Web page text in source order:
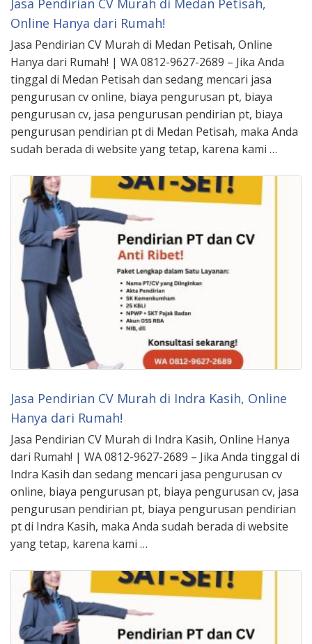
Online Hanya dari Rumah!
Jasa Pendirian CV Murah di Medan Petisah, Online
Hanya dari Rumah! | WA 0812-9627-2689 – Jika Anda
tinggal di Medan Petisah dan sedang mencari jasa
pengurusan cv online, biaya pengurusan pt, biaya
pengurusan cv, jasa pengurusan pendirian pt, biaya
pengurusan pendirian pt di Medan Petisah, maka Anda
sudah berada di website yang tetap, karena kami …
Jasa Pendirian CV Murah di Indra Kasih, Online
Hanya dari Rumah!
Jasa Pendirian CV Murah di Indra Kasih, Online Hanya
dari Rumah! | WA 0812-9627-2689 – Jika Anda tinggal di
Indra Kasih dan sedang mencari jasa pengurusan cv
online, biaya pengurusan pt, biaya pengurusan cv, jasa
pengurusan pendirian pt, biaya pengurusan pendirian
pt di Indra Kasih, maka Anda sudah berada di website
yang tetap, karena kami …